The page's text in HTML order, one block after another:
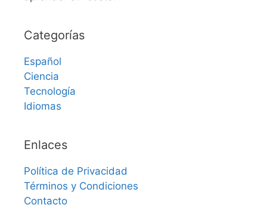
Categorías
Español
Ciencia
Tecnología
Idiomas
Enlaces
Política de Privacidad
Términos y Condiciones
Contacto